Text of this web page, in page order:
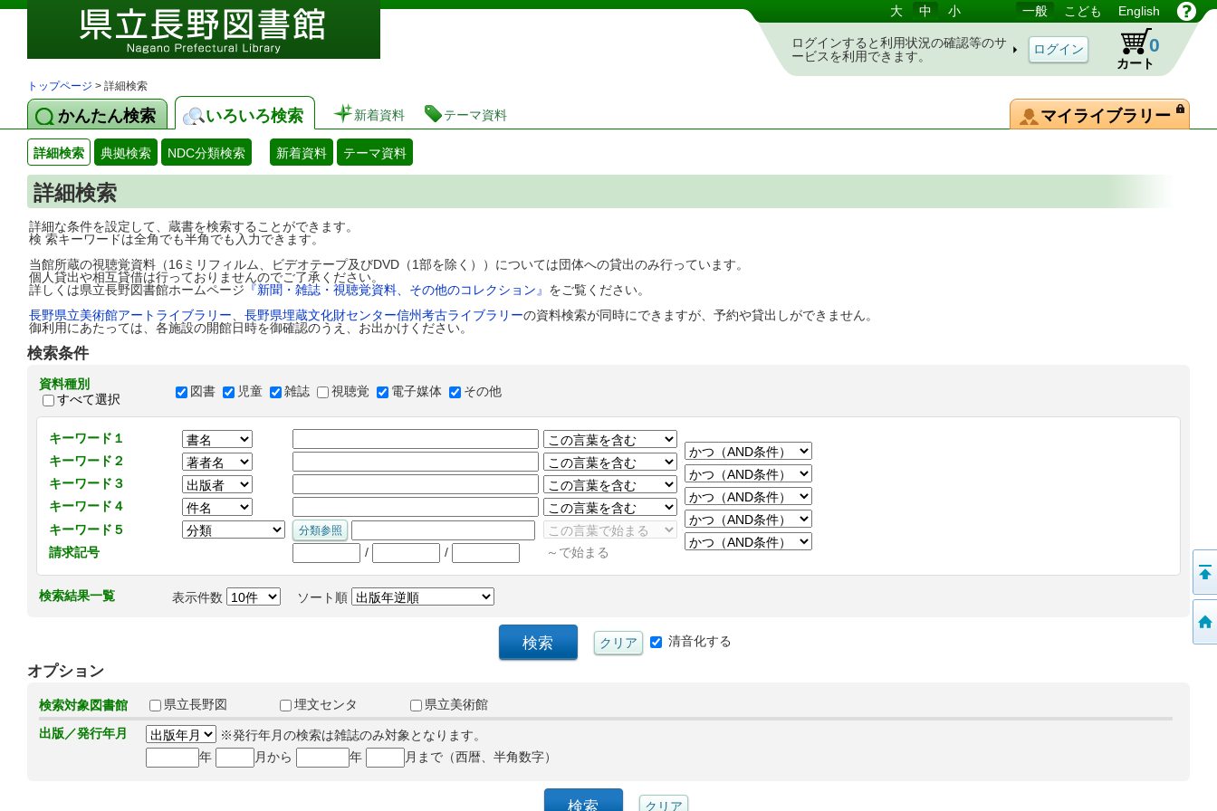
図書館 蔵書検索・予約システム 大 中 小 一般 こども English
ログインすると利用状況の確認等のサ
ービスを利用できます。
カート
0
トップページ > 詳細検索
かんたん検索 いろいろ検索 新着資料 テーマ資料 マイライブラリー
詳細検索 典拠検索 NDC分類検索 新着資料 テーマ資料
詳細検索
詳細な条件を設定して、蔵書を検索することができます。
検 索キーワードは全角でも半角でも入力できます。
当館所蔵の視聴覚資料（16ミリフィルム、ビデオテープ及びDVD（1部を除く））については団体への貸出のみ行っています。
個人貸出や相互貸借は行っておりませんのでご了承ください。
詳しくは県立長野図書館ホームページ 『新聞・雑誌・視聴覚資料、その他のコレクション』 をご覧ください。
長野県立美術館アートライブラリー
長野県埋蔵文化財センター信州考古ライブラリーの資料検索が同時にできますが、予約や貸出しができません。
御利用にあたっては、各施設の開館日時を御確認のうえ、お出かけください。
検索条件
資料種別
すべて選択
図書 児童 雑誌 視聴覚 電子媒体 その他
キーワード１
キーワード２
キーワード３
キーワード４
キーワード５
請求記号
/ / ～で始まる
検索結果一覧 表示件数 ソート順
清音化する
オプション
検索対象図書館 県立長野図 埋文センタ
県立美術館
出版／発行年月
※発行年月の検索は雑誌のみ対象となります。
年
月から 年 月まで（西暦、半角数字）